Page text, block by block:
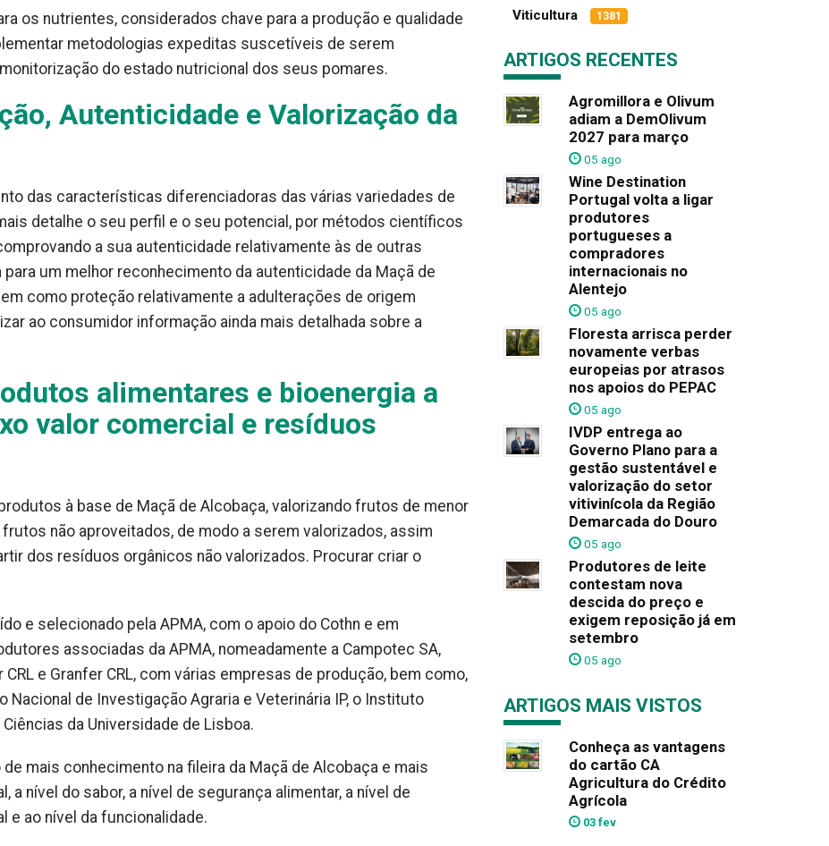
os nutrientes, considerados chave para a produção e qualidade
metodologias expeditas suscetíveis de serem
do estado nutricional dos seus pomares.
Autenticidade e Valorização da
das características diferenciadoras das várias variedades de
detalhe o seu perfil e o seu potencial, por métodos científicos
a sua autenticidade relativamente às de outras
um melhor reconhecimento da autenticidade da Maçã de
como proteção relativamente a adulterações de origem
ao consumidor informação ainda mais detalhada sobre a
alimentares e bioenergia a
valor comercial e resíduos
à base de Maçã de Alcobaça, valorizando frutos de menor
não aproveitados, de modo a serem valorizados, assim
dos resíduos orgânicos não valorizados. Procurar criar o
e selecionado pela APMA, com o apoio do Cothn e em
associadas da APMA, nomeadamente a Campotec SA,
CRL e Granfer CRL, com várias empresas de produção, bem como,
de Investigação Agraria e Veterinária IP, o Instituto
da Universidade de Lisboa.
mais conhecimento na fileira da Maçã de Alcobaça e mais
a nível do sabor, a nível de segurança alimentar, a nível de
e ao nível da funcionalidade.
Viticultura 1381
ARTIGOS RECENTES
Agromillora e Olivum
adiam a DemOlivum
2027 para março
05 ago
Wine Destination
Portugal volta a ligar
produtores
portugueses a
compradores
internacionais no
Alentejo
05 ago
Floresta arrisca perder
novamente verbas
europeias por atrasos
nos apoios do PEPAC
05 ago
IVDP entrega ao
Governo Plano para a
gestão sustentável e
valorização do setor
vitivinícola da Região
Demarcada do Douro
05 ago
Produtores de leite
contestam nova
descida do preço e
exigem reposição já em
setembro
05 ago
ARTIGOS MAIS VISTOS
Conheça as vantagens
do cartão CA
Agricultura do Crédito
Agrícola
03 fev